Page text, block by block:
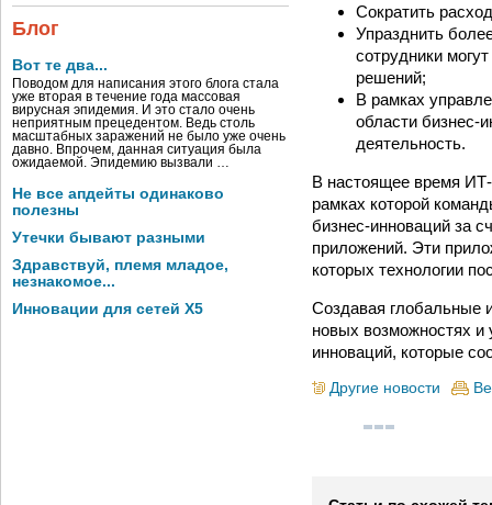
Блог
Вот те два...
Поводом для написания этого блога стала
уже вторая в течение года массовая
вирусная эпидемия. И это стало очень
неприятным прецедентом. Ведь столь
масштабных заражений не было уже очень
давно. Впрочем, данная ситуация была
ожидаемой. Эпидемию вызвали …
Не все апдейты одинаково
полезны
Утечки бывают разными
Здравствуй, племя младое,
незнакомое...
Инновации для сетей X5
Сократить
Упразднить
сотрудники
решений;
В рамках
области бизнес-
деятельность.
В настоящее время ИТ-
рамках которой
бизнес-инноваций за
приложений. Эти
которых технологии
Создавая глобальные
новых возможностях и
инноваций, которые
Другие новости